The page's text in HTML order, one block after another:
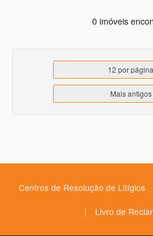
0 imóveis
12 por página
Mais antigos
Centros de Resolução de Litígios
| Livro de